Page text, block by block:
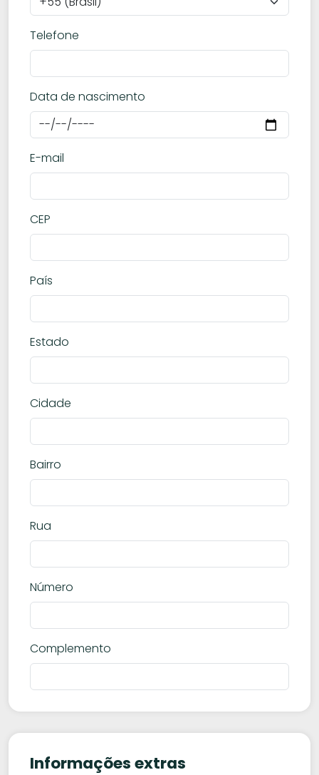
Telefone
Data de nascimento
E-mail
CEP
País
Estado
Cidade
Bairro
Rua
Número
Complemento
Informações extras